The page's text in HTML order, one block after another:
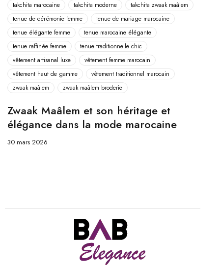
takchita marocaine
takchita moderne
takchita zwaak maâlem
tenue de cérémonie femme
tenue de mariage marocaine
tenue élégante femme
tenue marocaine élégante
tenue raffinée femme
tenue traditionnelle chic
vêtement artisanal luxe
vêtement femme marocain
vêtement haut de gamme
vêtement traditionnel marocain
zwaak maâlem
zwaak maâlem broderie
Zwaak Maâlem et son héritage et
élégance dans la mode marocaine
30 mars 2026